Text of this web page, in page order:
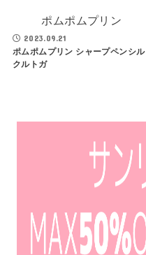
ポムポムプリン
2023.09.21
ポムポムプリン シャープペンシル
クルトガ